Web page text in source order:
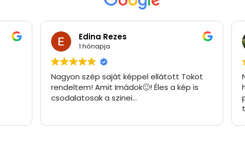
Edina Rezes
1 hónapja
Nagyon szép saját képpel ellátott Tokot
rendeltem! Amit Imádok🙂! Éles a kép is
csodalatosak a szinei…